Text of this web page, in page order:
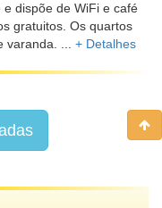
e dispõe de WiFi e café
gratuitos. Os quartos
varanda. ... + Detalhes